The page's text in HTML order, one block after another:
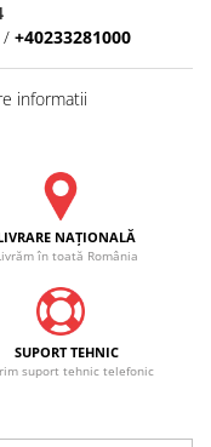
/ +40233281000
informatii
NAŢIONALĂ
în toată România
SUPORT TEHNIC
suport tehnic telefonic